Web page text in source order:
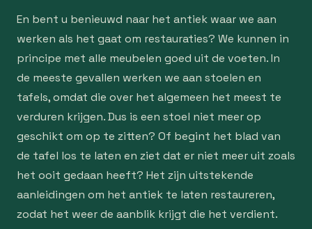
En bent u benieuwd naar het antiek waar we aan
werken als het gaat om restauraties? We kunnen in
principe met alle meubelen goed uit de voeten. In
de meeste gevallen werken we aan stoelen en
tafels, omdat die over het algemeen het meest te
verduren krijgen. Dus is een stoel niet meer op
geschikt om op te zitten? Of begint het blad van
de tafel los te laten en ziet dat er niet meer uit zoals
het ooit gedaan heeft? Het zijn uitstekende
aanleidingen om het antiek te laten restaureren,
zodat het weer de aanblik krijgt die het verdient.